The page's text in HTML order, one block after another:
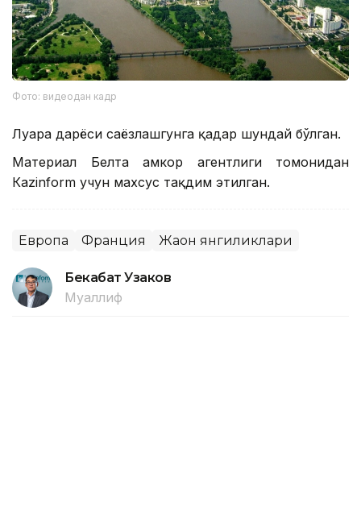
Фото: видеодан кадр
Луара дарёси саёзлашгунга қадар шундай бўлган.
Материал Белта ҳамкор агентлиги томонидан
Кazinform учун махсус тақдим этилган.
Европа Франция Жаҳон янгиликлари
Бекабат Узаков
Муаллиф